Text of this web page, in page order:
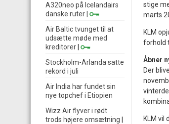
stige
marts
KLM
forhold
Åbner
Der
KLM
A320neo på Icelandairs
danske ruter
Air Baltic tvunget til at
udsætte møde med
kreditorer
Stockholm-Arlanda satte
rekord i juli
Air India har fundet sin
nye topchef i Etiopien
Wizz Air flyver i rødt
trods højere omsætning